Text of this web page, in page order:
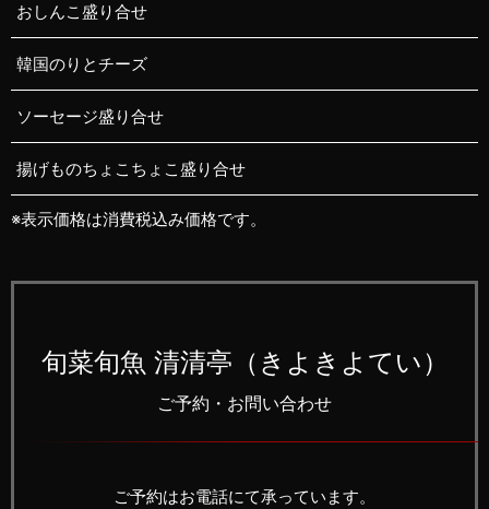
おしんこ盛り合せ
韓国のりとチーズ
ソーセージ盛り合せ
揚げものちょこちょこ盛り合せ
※表示価格は消費税込み価格です。
旬菜旬魚 清清亭（きよきよてい）
ご予約・お問い合わせ
ご予約はお電話にて承っています。